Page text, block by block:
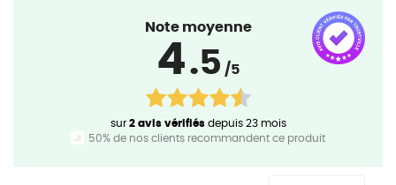
Note moyenne
4.5 /5
sur2 avis vérifiés depuis 23 mois
50% de nos clients recommandent ce produit